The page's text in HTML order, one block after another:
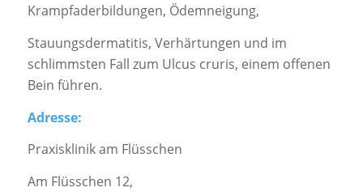
Krampfaderbildungen, Ödemneigung,
Stauungsdermatitis, Verhärtungen und im
schlimmsten Fall zum Ulcus cruris, einem offenen
Bein führen.
Adresse:
Praxisklinik am Flüsschen
Am Flüsschen 12,